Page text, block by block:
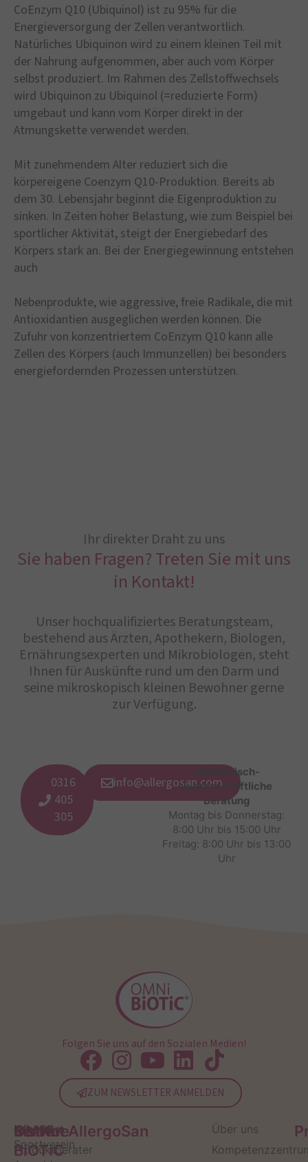
CoEnzym Q10 (Ubiquinol) ist zu 95% für die
Energieversorgung der Zellen verantwortlich.
Natürliches Ubiquinon wird zu einem kleinen Teil mit
der Nahrung aufgenommen, aber auch vom Körper
selbst produziert. Im Rahmen des Zellstoffwechsels
wird Ubiquinon zu Ubiquinol (=reduzierte Form)
umgebaut und kann vom Körper direkt in der
Atmungskette verwendet werden.
Mit zunehmendem Alter reduziert sich die
körpereigene Coenzym Q10-Produktion. Bereits ab
dem 30. Lebensjahr beginnt die Eigenproduktion zu
sinken. In Zeiten hoher Belastung, wie zum Beispiel bei
sportlicher Aktivität, steigt der Energiebedarf des
Körpers stark an. Bei der Energiegewinnung entstehen
auch
Nebenprodukte, wie aggressive, freie Radikale, die mit
Antioxidantien ausgeglichen werden können. Die
Zufuhr von konzentriertem CoEnzym Q10 kann alle
Zellen des Körpers (auch Immunzellen) bei besonders
energiefordernden Prozessen unterstützen.
Ihr direkter Draht zu uns
Sie haben Fragen? Treten Sie mit uns
in Kontakt!
Unser hochqualifiziertes Beratungsteam,
bestehend aus Ärzten, Apothekern, Biologen,
Ernährungsexperten und Mikrobiologen, steht
Ihnen für Auskünfte rund um den Darm und
seine mikroskopisch kleinen Bewohner gerne
zur Verfügung.
0316
405
305
info@allergosan.com
Medizinisch-
wissenschaftliche
Beratung
Montag bis Donnerstag:
8:00 Uhr bis 15:00 Uhr
Freitag: 8:00 Uhr bis 13:00
Uhr
Folgen Sie uns auf den Sozialen Medien!
ZUM NEWSLETTER ANMELDEN
Service
Kontakt
Produktberater
OMNi-
BiOTiC
Infos zum
Sportverein
Institut AllergoSan
Über uns